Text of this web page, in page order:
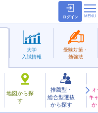
ログイン
地図から探
す
推薦型・
総合型選抜
から探す
キ
か
大学
入試情報
受験対策・
勉強法
お気に入り